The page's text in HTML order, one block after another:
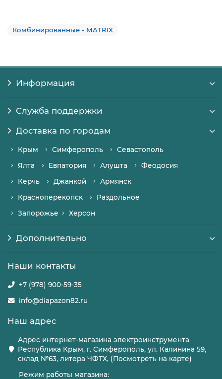
Комбинированные - MATRIX
Информация
Служба поддержки
Доставка по городам
Крым Симферополь
Севастополь
Ялта
Евпатория Алушта
Феодосия
Керчь
Джанкой
Армянск
Красноперекопск
Раздольное
Запорожье
Херсон
Дополнительно
Наши контакты
+7 (978) 900-59-35
info@diapazon82.ru
Наш адрес
Адрес интернет-магазина электроинструмента
Республика Крым, г. Симферополь, ул. Калинина 59,
склад №63, литера ЧФТХ, (Посмотреть на карте)
Режим работы магазина: